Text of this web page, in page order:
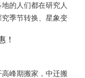
的人们都在研究人
季节转换、星象变
！
峰期搬家，中迁搬